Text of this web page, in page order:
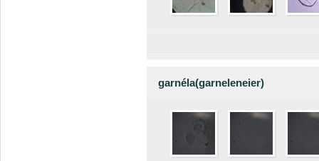
garnéla(garneleneier)